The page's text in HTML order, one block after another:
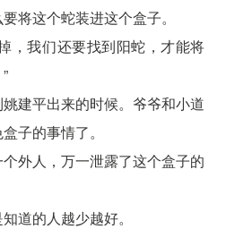
将这个蛇装进这个盒子。
，我们还要找到阳蛇，才能将
建平出来的时候。爷爷和小道
子的事情了。
外人，万一泄露了这个盒子的
道的人越少越好。